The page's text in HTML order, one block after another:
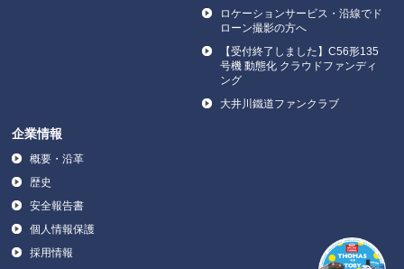
ロケーションサービス・沿線でド
ローン撮影の方へ
【受付終了しました】C56形135
号機 動態化 クラウドファンディ
ング
大井川鐵道ファンクラブ
企業情報
概要・沿革
歴史
安全報告書
個人情報保護
採用情報